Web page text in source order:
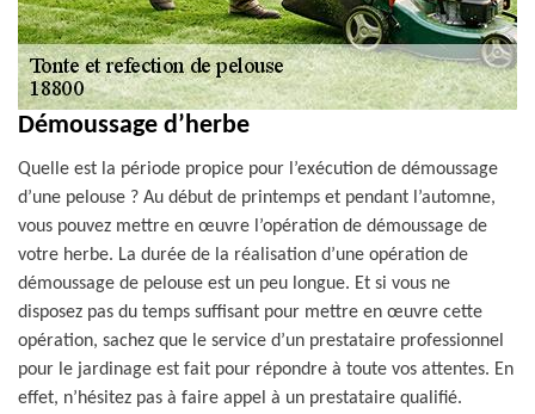
Démoussage d’herbe
Quelle est la période propice pour l’exécution de démoussage
d’une pelouse ? Au début de printemps et pendant l’automne,
vous pouvez mettre en œuvre l’opération de démoussage de
votre herbe. La durée de la réalisation d’une opération de
démoussage de pelouse est un peu longue. Et si vous ne
disposez pas du temps suffisant pour mettre en œuvre cette
opération, sachez que le service d’un prestataire professionnel
pour le jardinage est fait pour répondre à toute vos attentes. En
effet, n’hésitez pas à faire appel à un prestataire qualifié.